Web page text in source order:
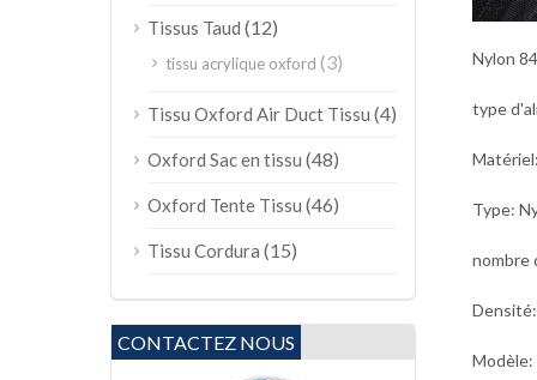
Nylon
type
Type:
nombre
Tissus Taud (12)
tissu acrylique oxford (3)
Tissu Oxford Air Duct Tissu (4)
Oxford Sac en tissu (48)
Oxford Tente Tissu (46)
Tissu Cordura (15)
CONTACTEZ NOUS